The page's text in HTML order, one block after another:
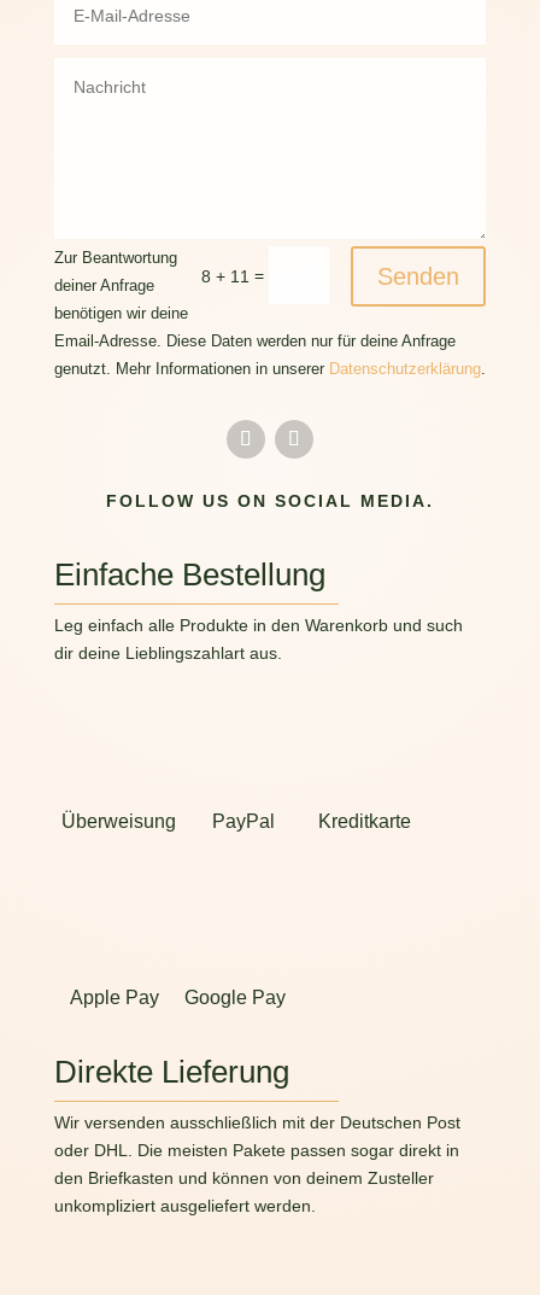
8 + 11 = Senden
Zur Beantwortung
deiner Anfrage
benötigen wir deine
Email-Adresse. Diese Daten werden nur für deine Anfrage
genutzt. Mehr Informationen in unserer Datenschutzerklärung.
FOLLOW US ON SOCIAL MEDIA.
Einfache Bestellung
Leg einfach alle Produkte in den Warenkorb und such
dir deine Lieblingszahlart aus.
Überweisung PayPal Kreditkarte
Apple Pay Google Pay
Direkte Lieferung
Wir versenden ausschließlich mit der Deutschen Post
oder DHL. Die meisten Pakete passen sogar direkt in
den Briefkasten und können von deinem Zusteller
unkompliziert ausgeliefert werden.